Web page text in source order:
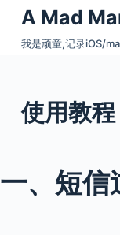
S
k
n
A Mad
我是顽童,记录iOS/
使用教程
一、短信